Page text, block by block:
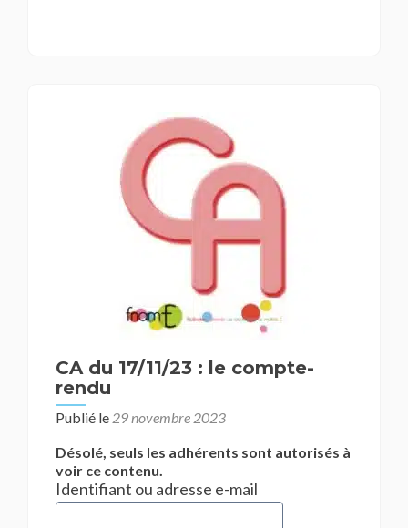
CA du 17/11/23 : le compte-
rendu
Publié le 29 novembre 2023
Désolé, seuls les adhérents sont autorisés à
voir ce contenu.
Identifiant ou adresse e-mail